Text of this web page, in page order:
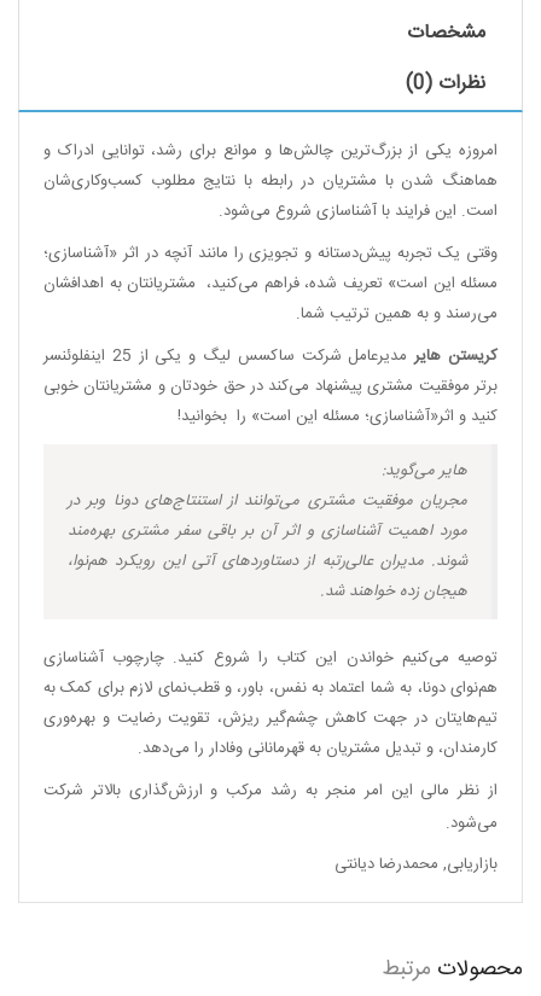
مشخصات
نظرات (0)
امروزه یکی از بزرگ‌ترین چالش‌ها و موانع برای رشد، توانایی ادراک و
هماهنگ شدن با مشتریان در رابطه با نتایج مطلوب کسب‌وکاری‌شان
است. این فرایند با آشناسازی شروع می‌شود.
وقتی یک تجربه پیش‌دستانه و تجویزی را مانند آنچه در اثر «آشناسازی؛‌
مسئله این است» تعریف شده، فراهم می‌کنید، مشتریانتان به اهدافشان
می‌رسند و به همین ترتیب شما.
کریستن هایر
مدیرعامل شرکت ساکسس لیگ و یکی از 25 اینفلوئنسر
برتر موفقیت مشتری پیشنهاد می‌کند در حق خودتان و مشتریانتان خوبی
کنید و اثر«آشناسازی؛ مسئله این است» را بخوانید!
هایر می‌گوید:
مجریان موفقیت مشتری می‌توانند از استنتاج‌های دونا وبر در
مورد اهمیت آشناسازی و اثر آن بر باقی سفر مشتری بهره‌مند
شوند. مدیران عالی‌رتبه از دستاوردهای آتی این رویکرد هم‌نوا،
هیجان زده خواهند شد.
توصیه می‌کنیم خواندن این کتاب را شروع کنید. چارچوب آشناسازی
هم‌نوای دونا، به شما اعتماد به نفس،‌ باور،‌ و قطب‌نمای لازم برای کمک به
تیم‌هایتان در جهت کاهش چشم‌گیر ریزش، تقویت رضایت و بهره‌وری
کارمندان، و تبدیل مشتریان به قهرمانانی وفادار را می‌دهد.
از نظر مالی این امر منجر به رشد مرکب و ارزش‌گذاری بالاتر شرکت
می‌شود.
بازاریابی, محمدرضا دیانتی
محصولات مرتبط